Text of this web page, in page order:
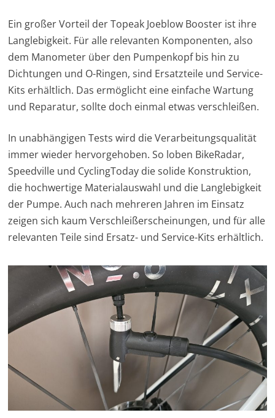
Ein großer Vorteil der Topeak Joeblow Booster ist ihre
Langlebigkeit. Für alle relevanten Komponenten, also
dem Manometer über den Pumpenkopf bis hin zu
Dichtungen und O-Ringen, sind Ersatzteile und Service-
Kits erhältlich. Das ermöglicht eine einfache Wartung
und Reparatur, sollte doch einmal etwas verschleißen.
In unabhängigen Tests wird die Verarbeitungsqualität
immer wieder hervorgehoben. So loben BikeRadar,
Speedville und CyclingToday die solide Konstruktion,
die hochwertige Materialauswahl und die Langlebigkeit
der Pumpe. Auch nach mehreren Jahren im Einsatz
zeigen sich kaum Verschleißerscheinungen, und für alle
relevanten Teile sind Ersatz- und Service-Kits erhältlich.